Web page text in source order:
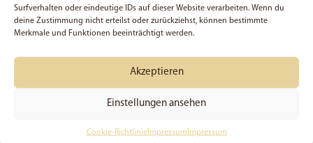
Surfverhalten oder eindeutige IDs auf dieser Website verarbeiten. Wenn du
deine Zustimmung nicht erteilst oder zurückziehst, können bestimmte
Merkmale und Funktionen beeinträchtigt werden.
Akzeptieren
Einstellungen ansehen
Cookie-RichtlinieImpressum Impressum